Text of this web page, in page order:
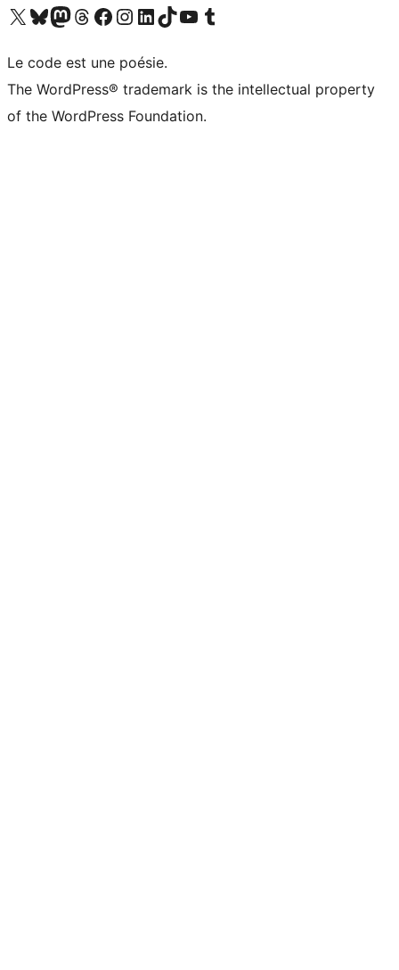
Visit our X (formerly Twitter) account
Visit our Bluesky account
Visit our Mastodon account
Visit our Threads account
Visit our Facebook page
Visit our Instagram account
Visit our LinkedIn account
Visit our TikTok account
Visit our YouTube channel
Visit our Tumblr account
Le code est une poésie.
The WordPress® trademark is the intellectual property
of the WordPress Foundation.